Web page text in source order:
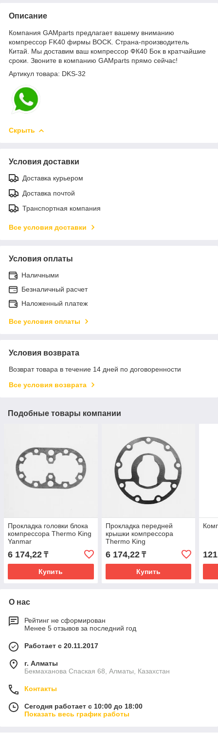
Описание
Компания GAMparts предлагает вашему вниманию
компрессор FK40 фирмы BOCK. Страна-производитель
Китай. Мы доставим ваш компрессор ФК40 Бок в кратчайшие
сроки. Звоните в компанию GAMparts прямо сейчас!
Артикул товара: DKS-32
Скрыть
Условия доставки
Доставка курьером
Доставка почтой
Транспортная компания
Все условия доставки
Условия оплаты
Наличными
Безналичный расчет
Наложенный платеж
Все условия оплаты
Условия возврата
Возврат товара в течение 14 дней по договоренности
Все условия возврата
Подобные товары компании
Прокладка головки блока
компрессора Thermo King
Yanmar
6 174,22 ₸
Купить
Прокладка передней
крышки компрессора
Thermo King
6 174,22₸
Купить
О нас
Рейтинг не сформирован
Менее 5 отзывов за последний год
Работает с 20.11.2017
г. Алматы
Бекмаханова Спаская 68, Алматы, Казахстан
Контакты
Сегодня работает с 10:00 до 18:00
Показать весь график работы